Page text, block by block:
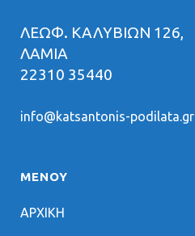
ΛΕΩΦ. ΚΑΛΥΒΙΩΝ 126,
ΛΑΜΙΑ
22310 35440
info@katsantonis-podilata.gr
ΜΕΝΟΥ
ΑΡΧΙΚΗ